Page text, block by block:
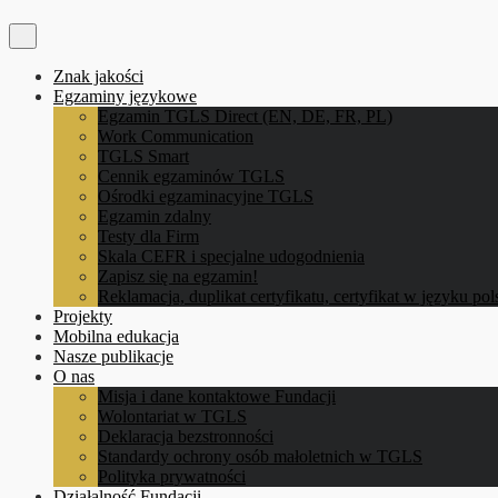
Znak jakości
Egzaminy językowe
Egzamin TGLS Direct (EN, DE, FR, PL)
Work Communication
TGLS Smart
Cennik egzaminów TGLS
Ośrodki egzaminacyjne TGLS
Egzamin zdalny
Testy dla Firm
Skala CEFR i specjalne udogodnienia
Zapisz się na egzamin!
Reklamacja, duplikat certyfikatu, certyfikat w języku
Projekty
Mobilna edukacja
Nasze publikacje
O nas
Misja i dane kontaktowe Fundacji
Wolontariat w TGLS
Deklaracja bezstronności
Standardy ochrony osób małoletnich w TGLS
Polityka prywatności